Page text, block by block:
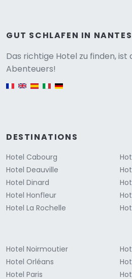
GUT SCHLAFEN IN NANTES
Das richtige Hotel zu finden, ist
Abenteuers!
English version
DESTINATIONS
Hotel Cabourg
Hotel Deauville
Hotel Dinard
Hotel Honfleur
Hotel La Rochelle
Hotel Noirmoutier
Hotel Orléans
Hotel Paris